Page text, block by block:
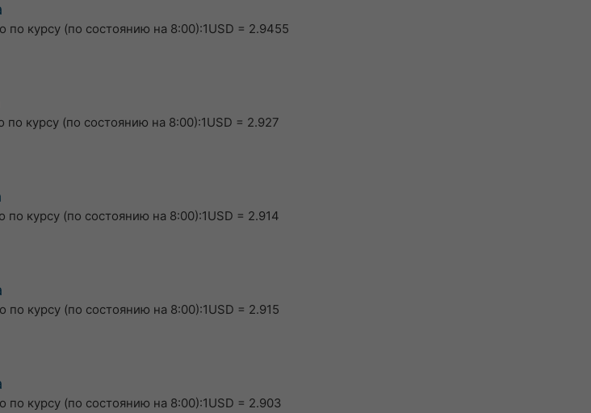
курсу (по состоянию на 8:00):1USD = 2.9455
курсу (по состоянию на 8:00):1USD = 2.927
курсу (по состоянию на 8:00):1USD = 2.914
курсу (по состоянию на 8:00):1USD = 2.915
курсу (по состоянию на 8:00):1USD = 2.903